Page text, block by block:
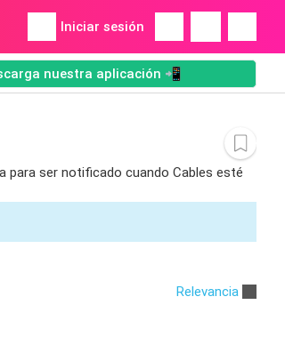
Iniciar sesión
nuestra aplicación 📲
para ser notificado cuando Cables esté
Relevancia